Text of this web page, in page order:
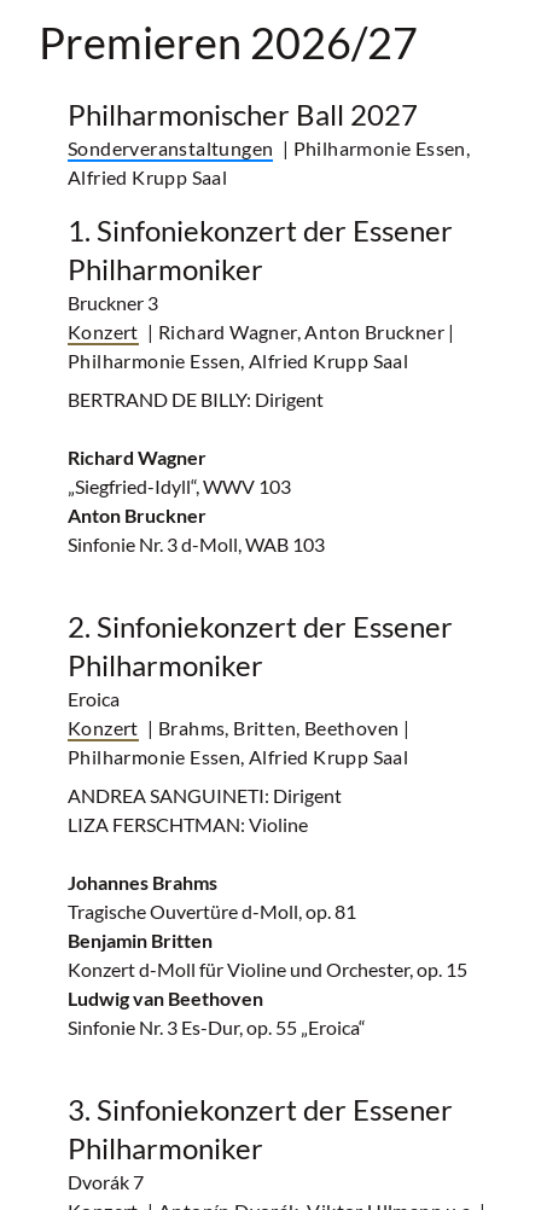
Premieren 2026/27
Philharmonischer Ball 2027
Sonderveranstaltungen | Philharmonie Essen,
Alfried Krupp Saal
1. Sinfoniekonzert der Essener
Philharmoniker
Bruckner 3
Konzert | Richard Wagner, Anton Bruckner |
Philharmonie Essen, Alfried Krupp Saal
BERTRAND DE BILLY: Dirigent
Richard Wagner
„Siegfried-Idyll“, WWV 103
Anton Bruckner
Sinfonie Nr. 3 d-Moll, WAB 103
2. Sinfoniekonzert der Essener
Philharmoniker
Eroica
Konzert | Brahms, Britten, Beethoven |
Philharmonie Essen, Alfried Krupp Saal
ANDREA SANGUINETI: Dirigent
LIZA FERSCHTMAN: Violine
Johannes Brahms
Tragische Ouvertüre d-Moll, op. 81
Benjamin Britten
Konzert d-Moll für Violine und Orchester, op. 15
Ludwig van Beethoven
Sinfonie Nr. 3 Es-Dur, op. 55 „Eroica“
3. Sinfoniekonzert der Essener
Philharmoniker
Dvorák 7